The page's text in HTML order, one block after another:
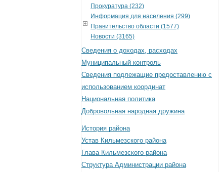
Прокуратура (232)
Информация для населения (299)
Правительство области (1577)
Новости (3165)
Сведения о доходах, расходах
Муниципальный контроль
Сведения подлежащие предоставлению с
использованием координат
Национальная политика
Добровольная народная дружина
История района
Устав Кильмезского района
Глава Кильмезского района
Структура Администрации района